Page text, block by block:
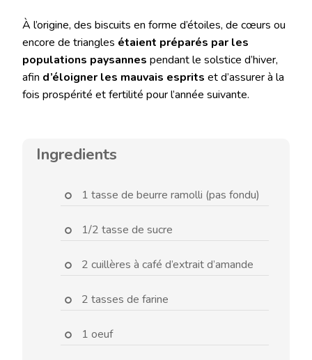
À l’origine, des biscuits en forme d’étoiles, de cœurs ou
encore de triangles étaient préparés par les
populations paysannes pendant le solstice d’hiver,
afin d’éloigner les mauvais esprits et d’assurer à la
fois prospérité et fertilité pour l’année suivante.
Ingredients
1 tasse de beurre ramolli (pas fondu)
1/2 tasse de sucre
2 cuillères à café d’extrait d’amande
2 tasses de farine
1 oeuf